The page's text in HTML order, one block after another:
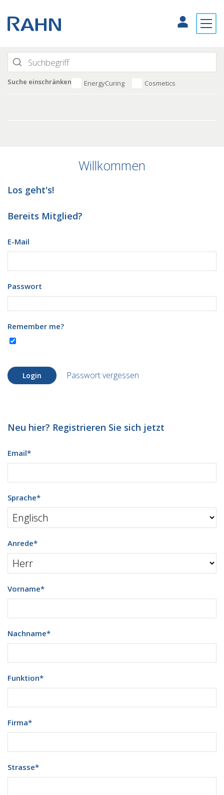
Suche einschränken EnergyCuring Cosmetics
Willkommen
Los geht's!
Bereits Mitglied?
E-Mail
Passwort
Remember me?
Login Passwort vergessen
Neu hier? Registrieren Sie sich jetzt
Email*
Sprache*
Anrede*
Vorname*
Nachname*
Funktion*
Firma*
Strasse*